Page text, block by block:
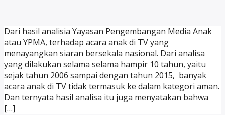
Dari hasil analisia Yayasan Pengembangan Media Anak
atau YPMA, terhadap acara anak di TV yang
menayangkan siaran bersekala nasional. Dari analisa
yang dilakukan selama selama hampir 10 tahun, yaitu
sejak tahun 2006 sampai dengan tahun 2015, banyak
acara anak di TV tidak termasuk ke dalam kategori aman.
Dan ternyata hasil analisa itu juga menyatakan bahwa
[…]